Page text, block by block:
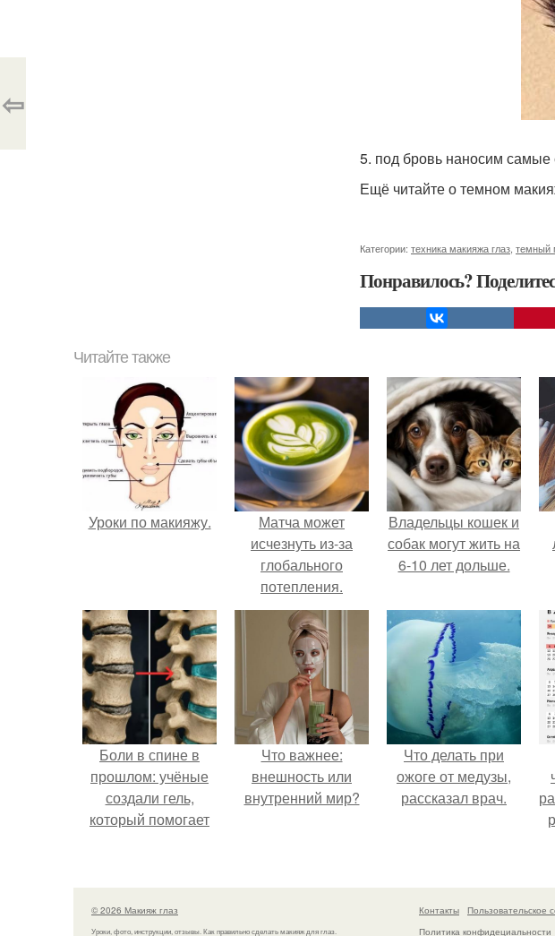
5. под бровь наносим самые
Ещё читайте о темном
Категории: техника макияжа глаз темный
Понравилось?
⇦
Читайте также
Уроки по макияжу.
Матча может
исчезнуть из-за
глобального
потепления.
Владельцы кошек и
собак могут жить на
6-10 лет дольше.
Боли в спине в
прошлом: учёные
создали гель,
который помогает
диски.
Что важнее:
внешность или
внутренний мир?
Что делать при
ожоге от медузы,
рассказал врач.
© 2026 Макияж глаз
Уроки, фото, инструкции, отзывы. Как правильно сделать макияж для глаз.
Контакты
Пользовательское
Политика конфидециальности